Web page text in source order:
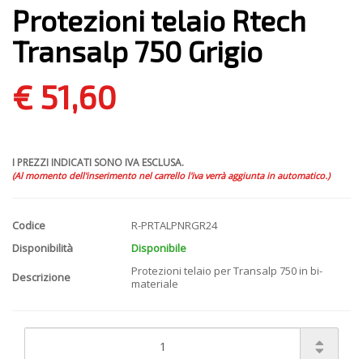
Protezioni telaio Rtech
Transalp 750 Grigio
€ 51,60
I PREZZI INDICATI SONO IVA ESCLUSA.
(Al momento dell'inserimento nel carrello l'iva verrà aggiunta in automatico.)
Codice
R-PRTALPNRGR24
Disponibilità
Disponibile
Descrizione
Protezioni telaio per Transalp 750 in bi-
materiale